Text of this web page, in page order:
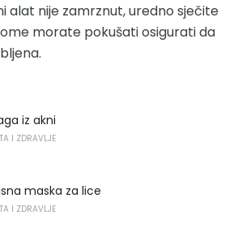
alat nije zamrznut, uredno sječite
morate pokušati osigurati da
iz akni
I ZDRAVLJE
maska ​​za lice
I ZDRAVLJE